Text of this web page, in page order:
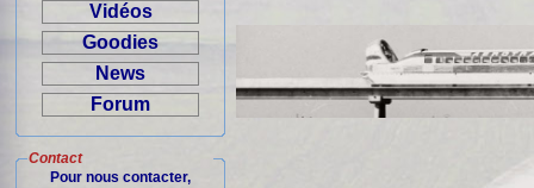
Vidéos
Goodies
News
Forum
Contact
Pour nous contacter,